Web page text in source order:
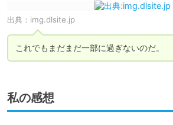
出典： img.dlsite.jp
これでもまだまだ一部に過ぎないのだ。
私の感想